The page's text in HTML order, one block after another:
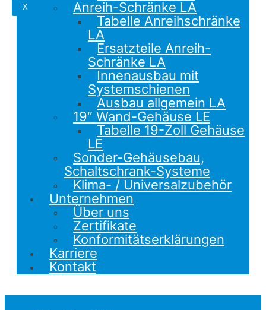
X
Anreih-Schränke LA
Tabelle Anreihschränke
LA
Ersatzteile Anreih-
Schränke LA
Innenausbau mit
Systemschienen
Ausbau allgemein LA
19″ Wand-Gehäuse LE
Tabelle 19-Zoll Gehäuse
LE
Sonder-Gehäusebau,
Schaltschrank-Systeme
Klima- / Universalzubehör
Unternehmen
Über uns
Zertifikate
Konformitätserklärungen
Karriere
Kontakt